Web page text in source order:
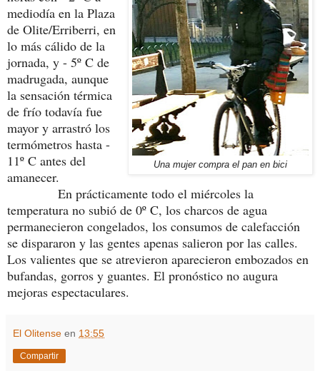
Una mujer compra el pan en bici
mediodía en la Plaza
de Olite/Erriberri, en
lo más cálido de la
jornada, y - 5º C de
madrugada, aunque
la sensación térmica
de frío todavía fue
mayor y arrastró los
termómetros hasta -
11º C antes del
amanecer.
En prácticamente todo el miércoles la
temperatura no subió de 0º C, los charcos de agua
permanecieron congelados, los consumos de calefacción
se dispararon y las gentes apenas salieron por las calles.
Los valientes que se atrevieron aparecieron embozados en
bufandas, gorros y guantes. El pronóstico no augura
mejoras espectaculares.
El Olitense en 13:55
Compartir